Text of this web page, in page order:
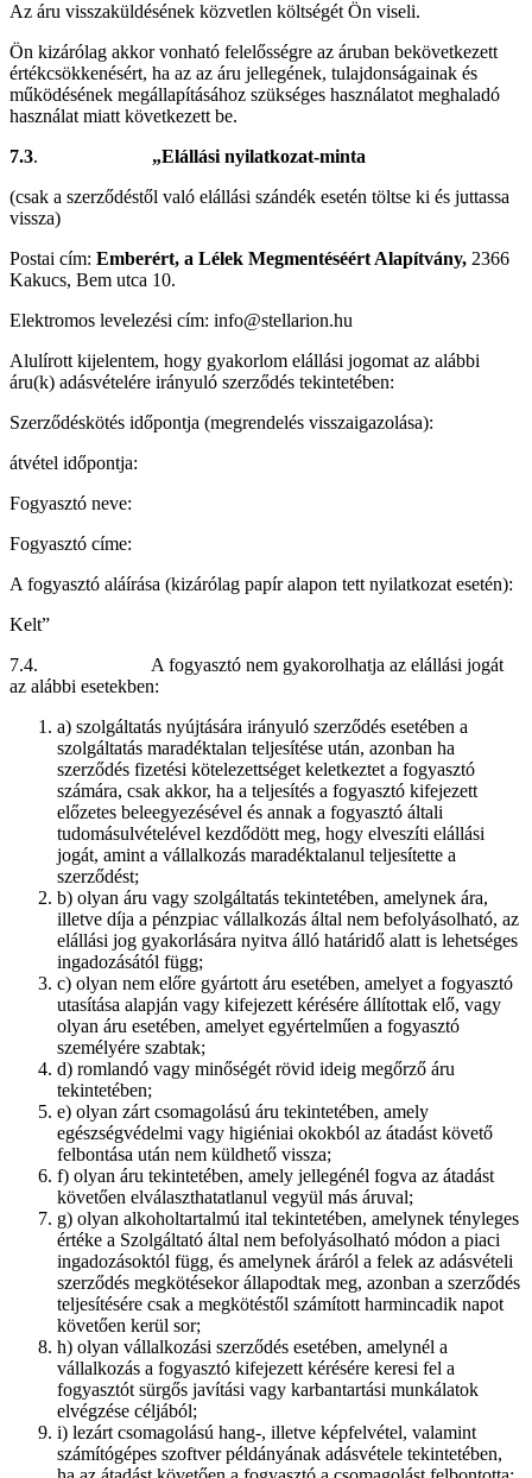
Az áru visszaküldésének közvetlen költségét Ön viseli.
Ön kizárólag akkor vonható felelősségre az áruban bekövetkezett
értékcsökkenésért, ha az az áru jellegének, tulajdonságainak és
működésének megállapításához szükséges használatot meghaladó
használat miatt következett be.
7.3.
„Elállási nyilatkozat-minta
(csak a szerződéstől való elállási szándék esetén töltse ki és juttassa
vissza)
Postai cím: Emberért, a Lélek Megmentéséért Alapítvány, 2366
Kakucs, Bem utca 10.
Elektromos levelezési cím: info@stellarion.hu
Alulírott kijelentem, hogy gyakorlom elállási jogomat az alábbi
áru(k) adásvételére irányuló szerződés tekintetében:
Szerződéskötés időpontja (megrendelés visszaigazolása):
átvétel időpontja:
Fogyasztó neve:
Fogyasztó címe:
A fogyasztó aláírása (kizárólag papír alapon tett nyilatkozat esetén):
Kelt”
7.4. A fogyasztó nem gyakorolhatja az elállási jogát
az alábbi esetekben:
a) szolgáltatás nyújtására irányuló szerződés esetében a
szolgáltatás maradéktalan teljesítése után, azonban ha
szerződés fizetési kötelezettséget keletkeztet a fogyasztó
számára, csak akkor, ha a teljesítés a fogyasztó kifejezett
előzetes beleegyezésével és annak a fogyasztó általi
tudomásulvételével kezdődött meg, hogy elveszíti elállási
jogát, amint a vállalkozás maradéktalanul teljesítette a
szerződést;
b) olyan áru vagy szolgáltatás tekintetében, amelynek ára,
illetve díja a pénzpiac vállalkozás által nem befolyásolható, az
elállási jog gyakorlására nyitva álló határidő alatt is lehetséges
ingadozásától függ;
c) olyan nem előre gyártott áru esetében, amelyet a fogyasztó
utasítása alapján vagy kifejezett kérésére állítottak elő, vagy
olyan áru esetében, amelyet egyértelműen a fogyasztó
személyére szabtak;
d) romlandó vagy minőségét rövid ideig megőrző áru
tekintetében;
e) olyan zárt csomagolású áru tekintetében, amely
egészségvédelmi vagy higiéniai okokból az átadást követő
felbontása után nem küldhető vissza;
f) olyan áru tekintetében, amely jellegénél fogva az átadást
követően elválaszthatatlanul vegyül más áruval;
g) olyan alkoholtartalmú ital tekintetében, amelynek tényleges
értéke a Szolgáltató által nem befolyásolható módon a piaci
ingadozásoktól függ, és amelynek áráról a felek az adásvételi
szerződés megkötésekor állapodtak meg, azonban a szerződés
teljesítésére csak a megkötéstől számított harmincadik napot
követően kerül sor;
h) olyan vállalkozási szerződés esetében, amelynél a
vállalkozás a fogyasztó kifejezett kérésére keresi fel a
fogyasztót sürgős javítási vagy karbantartási munkálatok
elvégzése céljából;
i) lezárt csomagolású hang-, illetve képfelvétel, valamint
számítógépes szoftver példányának adásvétele tekintetében,